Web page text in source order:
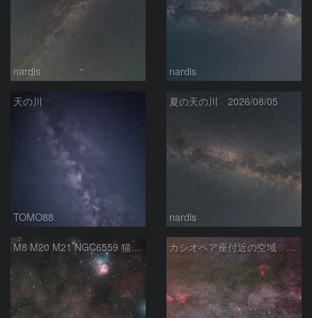
nardis nardis
天の川
TOMO88
夏の天の川 2026/08/05
nardis
M8 M20 M21 NGC6559 猫の手星雲 いて座 カシオペア座付近の空域 260720